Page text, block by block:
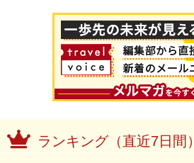
ランキング（直近7日間）